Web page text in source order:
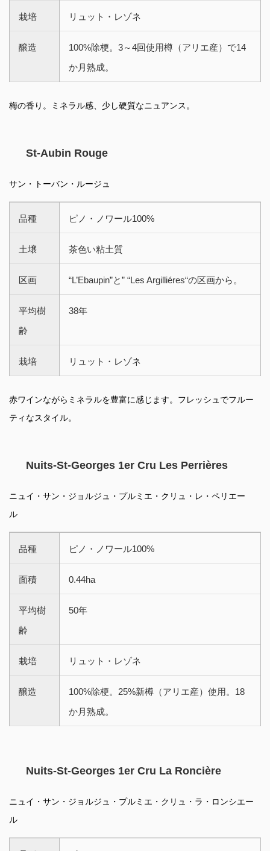
栽培 リュット・レゾネ
醸造
100%除梗。3～4回使用樽（アリエ産）で14
か月熟成。
梅の香り。ミネラル感、少し硬質なニュアンス。
St-Aubin Rouge
サン・トーバン・ルージュ
品種 ピノ・ノワール100%
土壌 茶色い粘土質
区画 “L’Ebaupin”と” “Les Argilliéres“の区画から。
平均樹
齢
38年
栽培 リュット・レゾネ
赤ワインながらミネラルを豊富に感じます。フレッシュでフルー
ティなスタイル。
Nuits-St-Georges 1er Cru Les Perrières
ニュイ・サン・ジョルジュ・プルミエ・クリュ・レ・ペリエー
ル
品種 ピノ・ノワール100%
面積 0.44ha
平均樹
齢
50年
栽培 リュット・レゾネ
醸造
100%除梗。25%新樽（アリエ産）使用。18
か月熟成。
Nuits-St-Georges 1er Cru La Roncière
ニュイ・サン・ジョルジュ・プルミエ・クリュ・ラ・ロンシエー
ル